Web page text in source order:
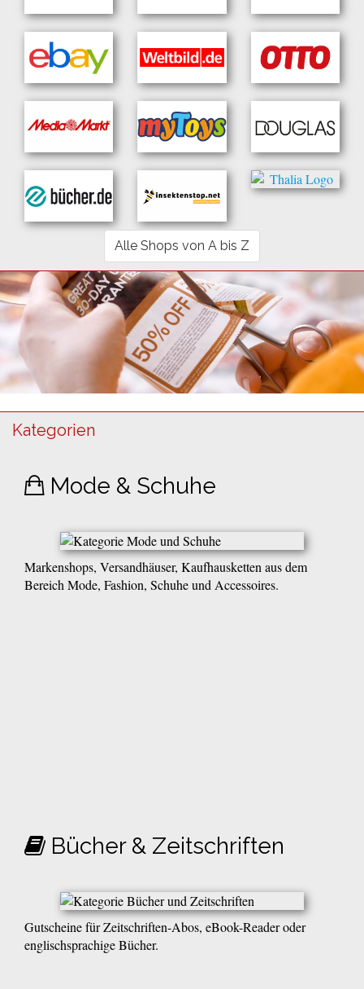
Alle Shops von A bis Z
Kategorien
Mode & Schuhe
Markenshops, Versandhäuser, Kaufhausketten aus dem
Bereich Mode, Fashion, Schuhe und Accessoires.
Bücher & Zeitschriften
Gutscheine für Zeitschriften-Abos, eBook-Reader oder
englischsprachige Bücher.